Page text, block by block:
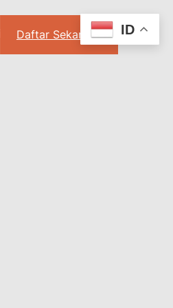
Daftar Sekarang ID